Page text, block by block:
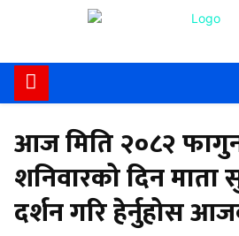
आज मिति २०८२
शनिवारको दिन माता
दर्शन गरि हेर्नुहोस